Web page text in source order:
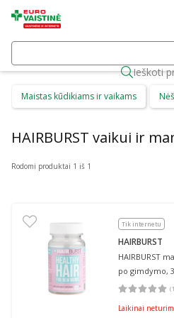
Ieškoti
Maistas kūdikiams ir vaikams
HAIRBURST vaikui ir
Rodomi produktai 1 iš 1
Tik internetu
HAIRBURST
HAIRBURST
po gimdymo,
(1
Vidutinis
Laikinai